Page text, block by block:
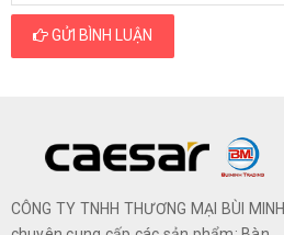
GỬI BÌNH LUẬN
CÔNG TY TNHH THƯƠNG MẠI BÙI MINH